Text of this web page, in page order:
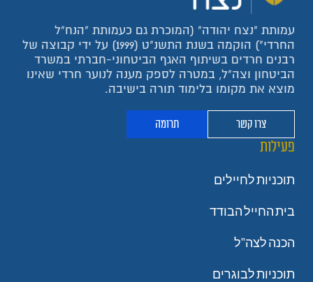
עמותת "נצח יהודה" (המוכרת גם כעמותת "הנח"ל
החרדי") הוקמה בשנת התשנ"ט (1999) על ידי קבוצה של
רבנים חרדים בשיתוף האגף הביטחוני-חברתי במשרד
הביטחון וצה"ל, במטרה לספק מענה לנוער חרדי שאינו
מוצא את מקומו בלימוד תורה בישיבה.
צרו קשר תרומה
פעילות
תוכניות לחיילים
בית החייל הבודד
הכנה לצה"ל
תוכניות לבוגרים